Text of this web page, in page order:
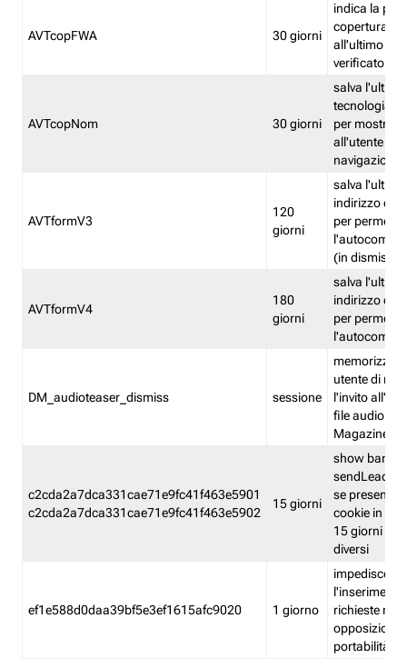
AVTcopFWA 30 giorni
indica la
copertura
all'ultimo
verificato
AVTcopNom 30 giorni
salva l'ultima
tecnologia
per
all'utente
navigazione
AVTformV3
120
giorni
salva l'ultimo
indirizzo di
per
(in
AVTformV4
180
giorni
salva l'ultimo
indirizzo di
per
DM_audioteaser_dismiss sessione
memorizza
utente di
l'invito
file audio del
Magazine
c2cda2a7dca331cae71e9fc41f463e5901
c2cda2a7dca331cae71e9fc41f463e5902
15 giorni
show banner
sendLead
se presenti
cookie in un
15 giorni e
diversi
ef1e588d0daa39bf5e3ef1615afc9020 1 giorno
impedisce
l'inserimento
richieste
opposizione
portabilità